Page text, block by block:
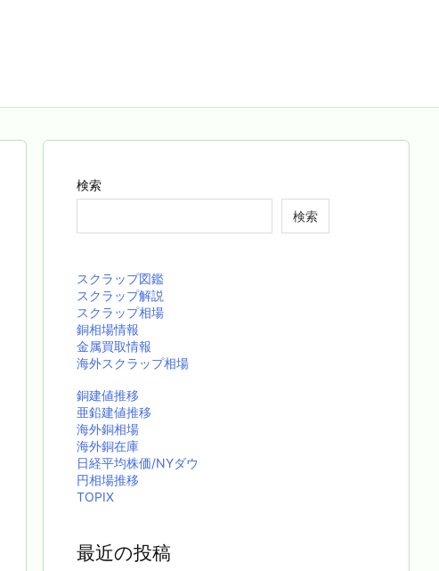
検索
検索
スクラップ図鑑
スクラップ解説
スクラップ相場
銅相場情報
金属買取情報
海外スクラップ相場
銅建値推移
亜鉛建値推移
海外銅相場
海外銅在庫
日経平均株価/NYダウ
円相場推移
TOPIX
最近の投稿